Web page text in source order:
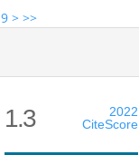
9 > >>
1.3
2022
CiteScore